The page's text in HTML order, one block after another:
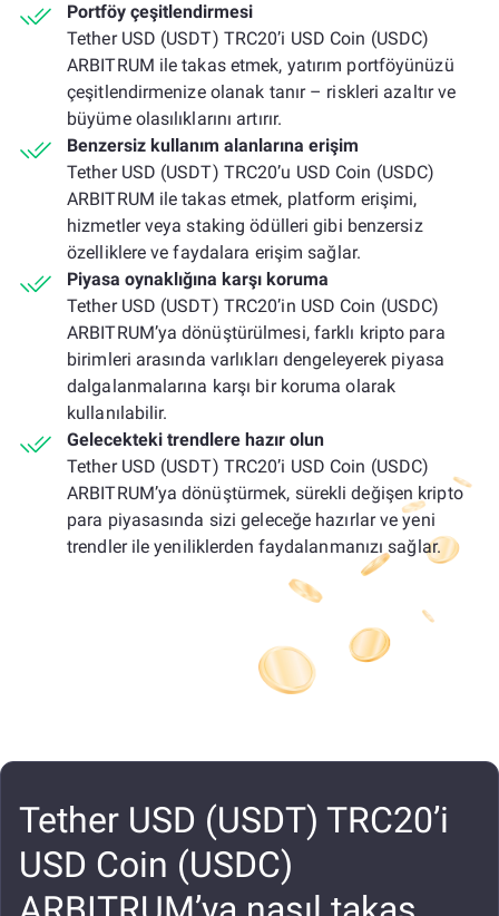
Portföy çeşitlendirmesi
Tether USD (USDT) TRC20’i USD Coin (USDC)
ARBITRUM ile takas etmek, yatırım portföyünüzü
çeşitlendirmenize olanak tanır – riskleri azaltır ve
büyüme olasılıklarını artırır.
Benzersiz kullanım alanlarına erişim
Tether USD (USDT) TRC20’u USD Coin (USDC)
ARBITRUM ile takas etmek, platform erişimi,
hizmetler veya staking ödülleri gibi benzersiz
özelliklere ve faydalara erişim sağlar.
Piyasa oynaklığına karşı koruma
Tether USD (USDT) TRC20’in USD Coin (USDC)
ARBITRUM’ya dönüştürülmesi, farklı kripto para
birimleri arasında varlıkları dengeleyerek piyasa
dalgalanmalarına karşı bir koruma olarak
kullanılabilir.
Gelecekteki trendlere hazır olun
Tether USD (USDT) TRC20’i USD Coin (USDC)
ARBITRUM’ya dönüştürmek, sürekli değişen kripto
para piyasasında sizi geleceğe hazırlar ve yeni
trendler ile yeniliklerden faydalanmanızı sağlar.
Tether USD (USDT) TRC20’i
USD Coin (USDC)